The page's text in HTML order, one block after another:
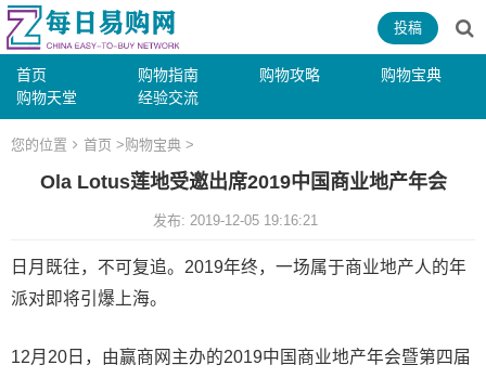
首页 购物指南 购物攻略
购物宝典
购物天堂
经验交流
投稿
您的位置 首页 >购物宝典 >
Ola Lotus莲地受邀出席2019中国商业地产年会
发布: 2019-12-05 19:16:21
日月既往，不可复追。2019年终，一场属于商业地产人的年
派对即将引爆上海。
12月20日，由赢商网主办的2019中国商业地产年会暨第四届